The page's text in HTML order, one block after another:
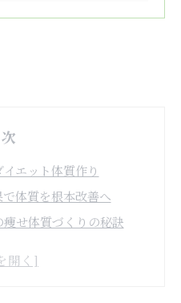
エット体質作り
体質を根本改善へ
せ体質づくりの秘訣